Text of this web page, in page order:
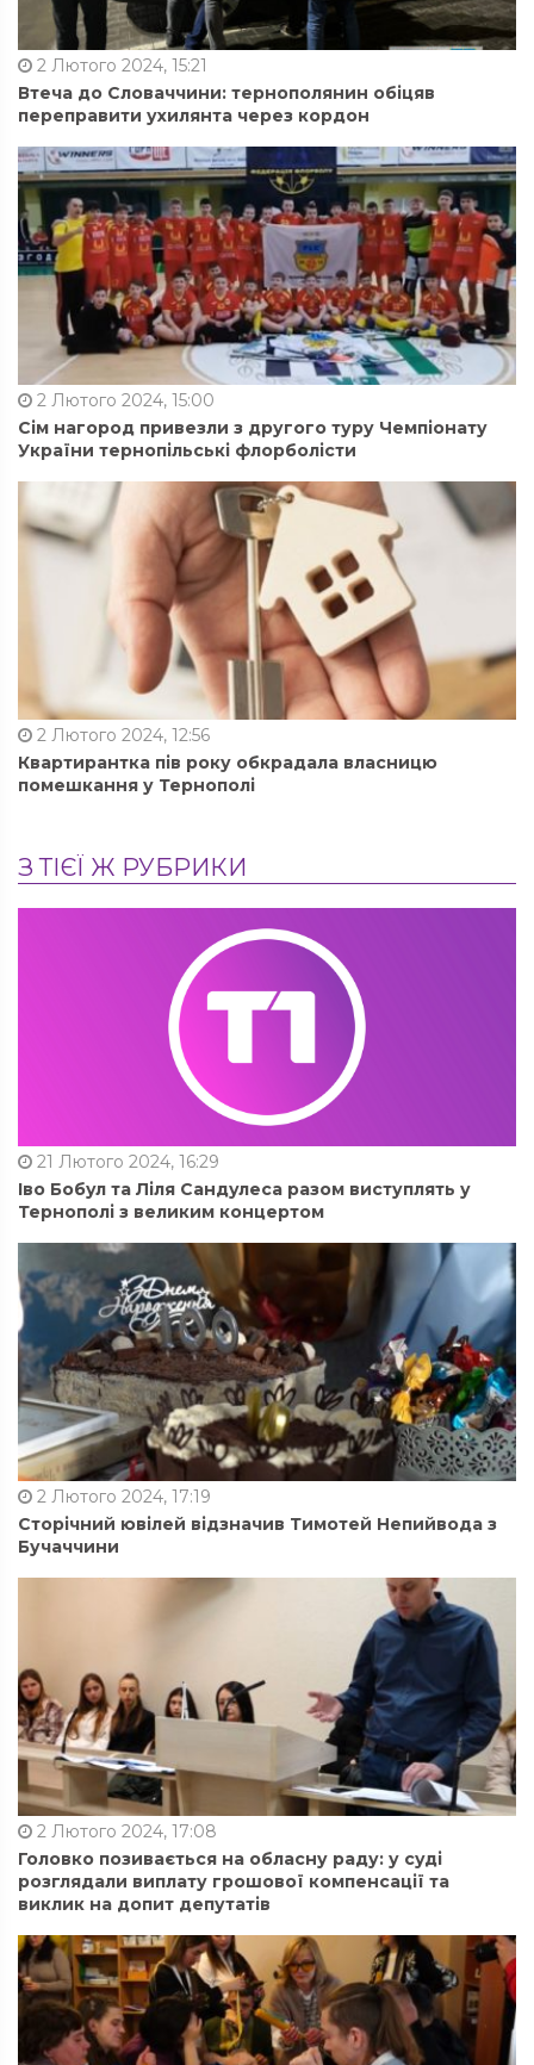
2 Лютого 2024, 15:21
Втеча до Словаччини: тернополянин обіцяв
переправити ухилянта через кордон
2 Лютого 2024, 15:00
Сім нагород привезли з другого туру Чемпіонату
України тернопільські флорболісти
2 Лютого 2024, 12:56
Квартирантка пів року обкрадала власницю
помешкання у Тернополі
З ТІЄЇ Ж РУБРИКИ
21 Лютого 2024, 16:29
Іво Бобул та Ліля Сандулеса разом виступлять у
Тернополі з великим концертом
2 Лютого 2024, 17:19
Сторічний ювілей відзначив Тимотей Непийвода з
Бучаччини
2 Лютого 2024, 17:08
Головко позивається на обласну раду: у суді
розглядали виплату грошової компенсації та
виклик на допит депутатів